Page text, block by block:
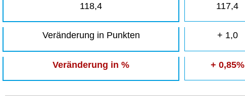
118,4 117,4
Veränderung in Punkten + 1,0
Veränderung in % + 0,85%